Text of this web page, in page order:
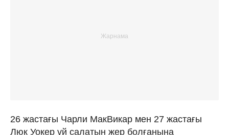
26 жастағы Чарли МакВикар мен 27 жастағы
Люк Уокер үй салатын жер болғанына